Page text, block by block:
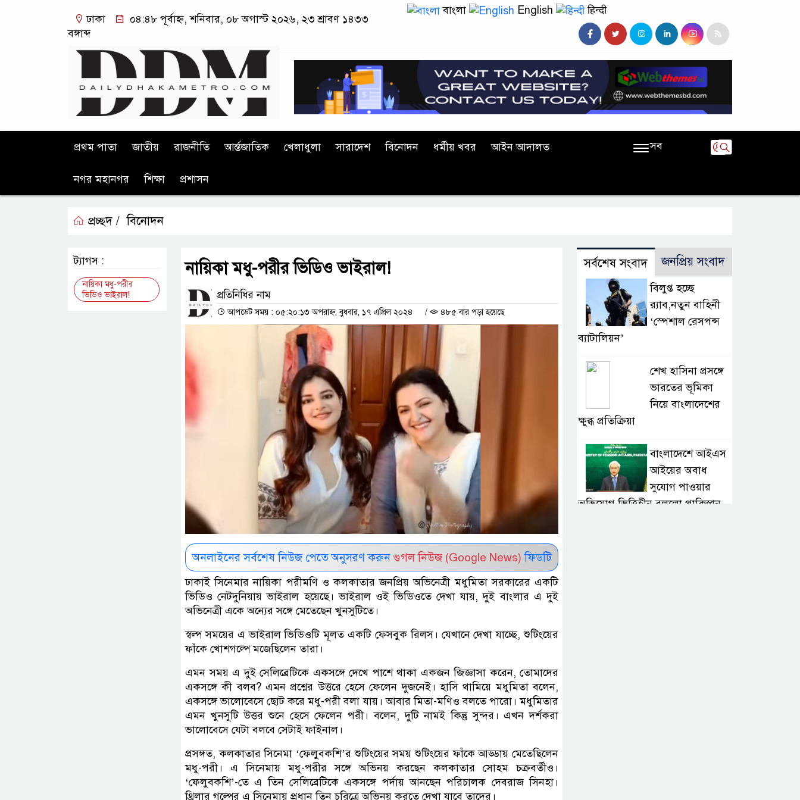
ঢাকা
০৪:৪৮ পূর্বাহ্ন, শনিবার, ০৮ অগাস্ট ২০২৬, ২৩ শ্রাবণ ১৪৩৩
বঙ্গাব্দ
বাংলা English हिन्दी
প্রথম পাতা জাতীয় রাজনীতি আর্ন্তজাতিক খেলাধুলা সারাদেশ বিনোদন ধর্মীয় খবর আইন আদালত
নগর মহানগর শিক্ষা প্রশাসন
সব
প্রচ্ছদ / বিনোদন
নায়িকা মধু-পরীর ভিডিও ভাইরাল!
প্রতিনিধির নাম
আপডেট সময় : ০৫:২০:১৩ অপরাহ্ন, বুধবার, ১৭ এপ্রিল ২০২৪ / ৪৮৫ বার পড়া হয়েছে
অনলাইনের সর্বশেষ নিউজ পেতে অনুসরণ করুন গুগল নিউজ (Google News) ফিডটি
ঢাকাই সিনেমার নায়িকা পরীমণি ও কলকাতার জনপ্রিয় অভিনেত্রী মধুমিতা সরকারের একটি
ভিডিও নেটদুনিয়ায় ভাইরাল হয়েছে। ভাইরাল ওই ভিডিওতে দেখা যায়, দুই বাংলার এ দুই
অভিনেত্রী একে অন্যের সঙ্গে মেতেছেন খুনসুটিতে।
স্বল্প সময়ের এ ভাইরাল ভিডিওটি মূলত একটি ফেসবুক রিলস। যেখানে দেখা যাচ্ছে, শুটিংয়ের
ফাঁকে খোশগল্পে মজেছিলেন তারা।
এমন সময় এ দুই সেলিব্রেটিকে একসঙ্গে দেখে পাশে থাকা একজন জিজ্ঞাসা করেন, তোমাদের
একসঙ্গে কী বলব? এমন প্রশ্নের উত্তরে হেসে ফেলেন দুজনেই। হাসি থামিয়ে মধুমিতা বলেন,
একসঙ্গে ভালোবেসে ছোট করে মধু-পরী বলা যায়। আবার মিতা-মণিও বলতে পারো। মধুমিতার
এমন খুনসুটি উত্তর শুনে হেসে ফেলেন পরী। বলেন, দুটি নামই কিন্তু সুন্দর। এখন দর্শকরা
ভালোবেসে যেটা বলবে সেটাই ফাইনাল।
প্রসঙ্গত, কলকাতার সিনেমা ‘ফেলুবকশি’র শুটিংয়ের সময় শুটিংয়ের ফাঁকে আড্ডায় মেতেছিলেন
মধু-পরী। এ সিনেমায় মধু-পরীর সঙ্গে অভিনয় করছেন কলকাতার সোহম চক্রবর্তীও।
‘ফেলুবকশি’-তে এ তিন সেলিব্রেটিকে একসঙ্গে পর্দায় আনছেন পরিচালক দেবরাজ সিনহা।
থ্রিলার গল্পের এ সিনেমায় প্রধান তিন চরিত্রে অভিনয় করতে দেখা যাবে তাদের।
ট্যাগস :
নায়িকা মধু-পরীর
ভিডিও ভাইরাল!
সর্বশেষ সংবাদ জনপ্রিয় সংবাদ
বিলুপ্ত হচ্ছে
র‍্যাব,নতুন বাহিনী
‘স্পেশাল রেসপন্স
ব্যাটালিয়ন’
শেখ হাসিনা প্রসঙ্গে
ভারতের ভূমিকা
নিয়ে বাংলাদেশের
ক্ষুব্ধ প্রতিক্রিয়া
বাংলাদেশে আইএস
আইয়ের অবাধ
সুযোগ পাওয়ার
অভিযোগ ভিত্তিহীন বললো পাকিস্তান